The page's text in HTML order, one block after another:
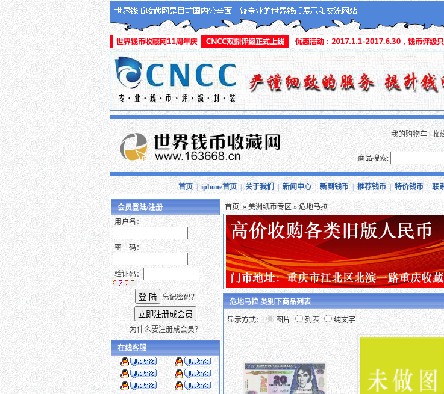
我的购物车|收
商品搜索:
首页|iphone首页|关于我们 | 新闻中心| 新到钱币|推荐钱币|特价钱币|联
会员登陆/注册
用户名：
密 码：
验证码：
忘记密码？
为什么要注册成会员？
在线客服
首页»美洲纸币专区» 危地马拉
危地马拉 类别下商品列表
显示方式： 图片 列表 纯文字